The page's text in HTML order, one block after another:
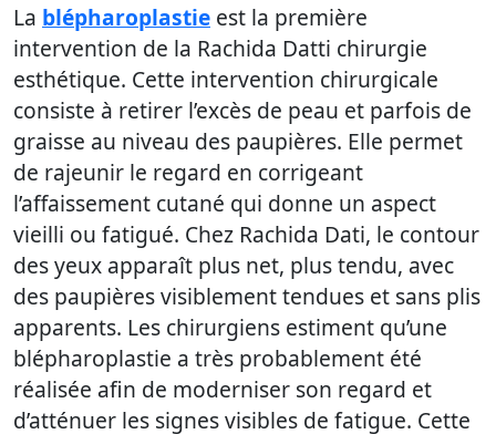
La blépharoplastie est la première
intervention de la Rachida Datti chirurgie
esthétique. Cette intervention chirurgicale
consiste à retirer l’excès de peau et parfois de
graisse au niveau des paupières. Elle permet
de rajeunir le regard en corrigeant
l’affaissement cutané qui donne un aspect
vieilli ou fatigué. Chez Rachida Dati, le contour
des yeux apparaît plus net, plus tendu, avec
des paupières visiblement tendues et sans plis
apparents. Les chirurgiens estiment qu’une
blépharoplastie a très probablement été
réalisée afin de moderniser son regard et
d’atténuer les signes visibles de fatigue. Cette